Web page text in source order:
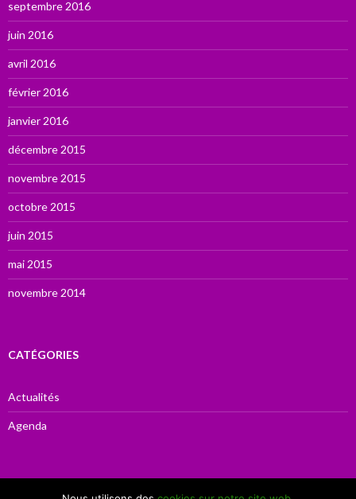
septembre 2016
juin 2016
avril 2016
février 2016
janvier 2016
décembre 2015
novembre 2015
octobre 2015
juin 2015
mai 2015
novembre 2014
CATÉGORIES
Actualités
Agenda